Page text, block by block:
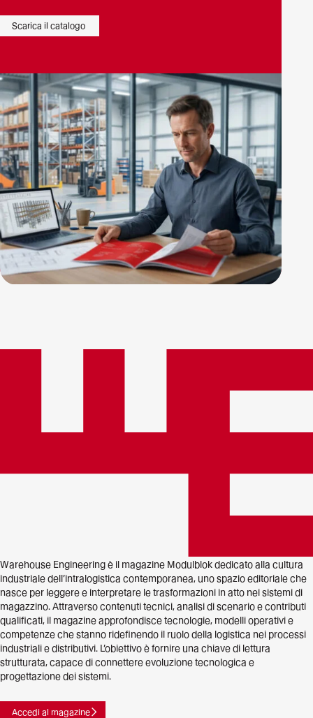
Scarica il catalogo
Warehouse Engineering è il magazine Modulblok dedicato alla cultura
industriale dell’intralogistica contemporanea, uno spazio editoriale che
nasce per leggere e interpretare le trasformazioni in atto nei sistemi di
magazzino. Attraverso contenuti tecnici, analisi di scenario e contributi
qualificati, il magazine approfondisce tecnologie, modelli operativi e
competenze che stanno ridefinendo il ruolo della logistica nei processi
industriali e distributivi. L’obiettivo è fornire una chiave di lettura
strutturata, capace di connettere evoluzione tecnologica e
progettazione dei sistemi.
Accedi al magazine